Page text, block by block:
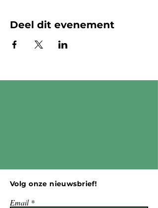
Deel dit evenement
Volg onze nieuwsbrief!
Email